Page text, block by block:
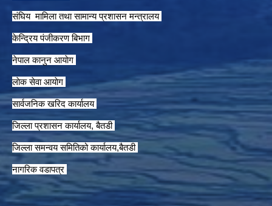
संघिय मामिला तथा सामान्य प्रशासन मन्त्रालय
केन्द्रिय पंजीकरण बिभाग
नेपाल कानुन आयाेग
लाेक सेवा आयाेग
सार्वजनिक खरिद कार्यालय
जिल्ला प्रशासन कार्यालय, बैतडी
जिल्ला समन्वय समितिको कार्यालय,बैतडी
नागरिक वडापत्र